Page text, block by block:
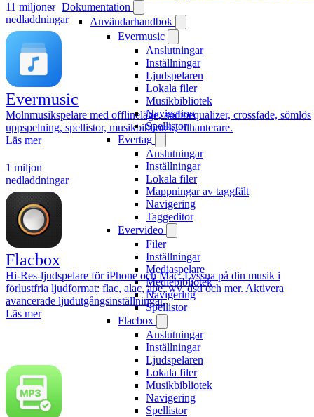
Dokumentation
Användarhandbok
Evermusic
Anslutningar
Inställningar
Ljudspelaren
Lokala filer
Musikbibliotek
Navigation
Spellistor
Evertag
Anslutningar
Inställningar
Lokala filer
Mappningar av taggfält
Navigering
Taggeditor
Evervideo
Filer
Inställningar
Mediaspelare
Mediebibliotek
Navigering
Spellistor
Flacbox
Anslutningar
Inställningar
Ljudspelaren
Lokala filer
Musikbibliotek
Navigering
Spellistor
Evermusic
Molnmusikspelare med offlineläge, audioequalizer, crossfade, sömlös
uppspelning, spellistor, musikbibliotek, filhanterare.
Läs mer
11 miljoner
nedladdningar
Flacbox
Hi-Res-ljudspelare för iPhone och Mac. Lyssna på din musik i
förlustfria ljudformat: flac, alac, ape, wv, dsd och mer. Aktivera
avancerade ljudutgångsinställningar.
Läs mer
1 miljon
nedladdningar